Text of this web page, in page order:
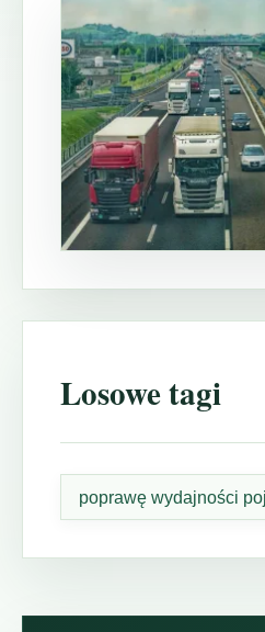
Losowe tagi
poprawę wydajności